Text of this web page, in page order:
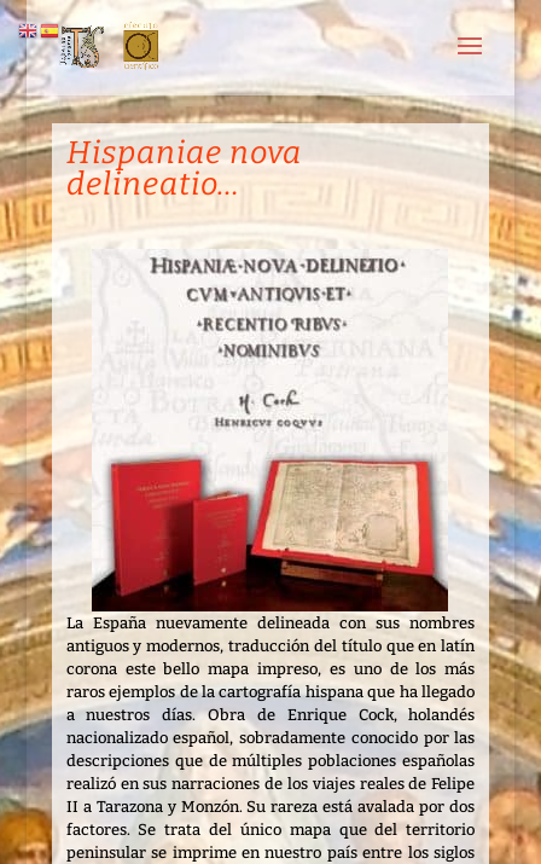
Hispaniae nova
delineatio…
La España nuevamente delineada con sus nombres
antiguos y modernos, traducción del título que en latín
corona este bello mapa impreso, es uno de los más
raros ejemplos de la cartografía hispana que ha llegado
a nuestros días. Obra de Enrique Cock, holandés
nacionalizado español, sobradamente conocido por las
descripciones que de múltiples poblaciones españolas
realizó en sus narraciones de los viajes reales de Felipe
II a Tarazona y Monzón. Su rareza está avalada por dos
factores. Se trata del único mapa que del territorio
peninsular se imprime en nuestro país entre los siglos